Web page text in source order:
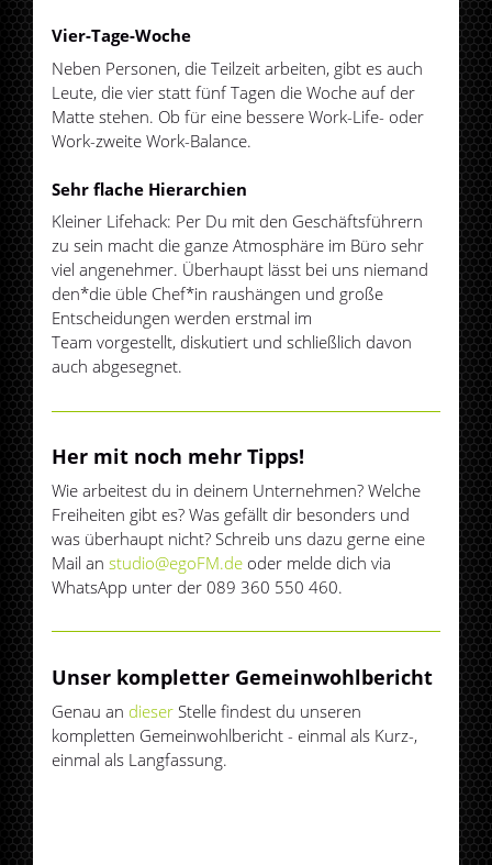
Vier-Tage-Woche
Neben Personen, die Teilzeit arbeiten, gibt es auch
Leute, die vier statt fünf Tagen die Woche auf der
Matte stehen. Ob für eine bessere Work-Life- oder
Work-zweite Work-Balance.
Sehr flache Hierarchien
Kleiner Lifehack: Per Du mit den Geschäftsführern
zu sein macht die ganze Atmosphäre im Büro sehr
viel angenehmer. Überhaupt lässt bei uns niemand
den*die üble Chef*in raushängen und große
Entscheidungen werden erstmal im
Team vorgestellt, diskutiert und schließlich davon
auch abgesegnet.
Her mit noch mehr Tipps!
Wie arbeitest du in deinem Unternehmen? Welche
Freiheiten gibt es? Was gefällt dir besonders und
was überhaupt nicht? Schreib uns dazu gerne eine
Mail anstudio@egoFM.de oder melde dich via
WhatsApp unter der 089 360 550 460.
Unser kompletter Gemeinwohlbericht
Genau an dieser Stelle findest du unseren
kompletten Gemeinwohlbericht - einmal als Kurz-,
einmal als Langfassung.